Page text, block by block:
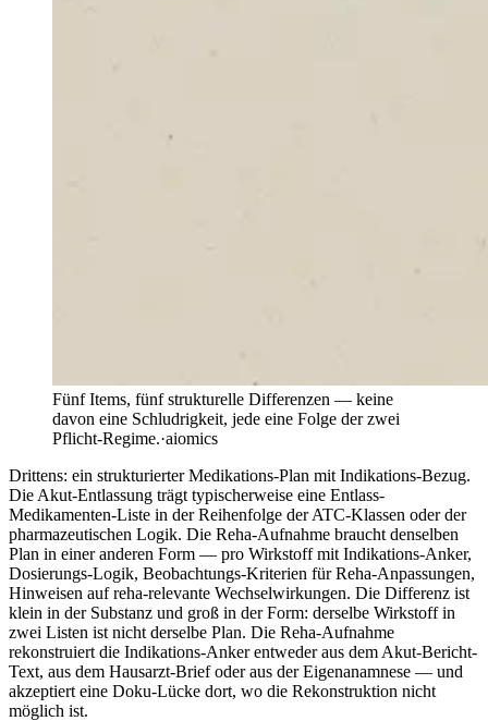
Fünf Items, fünf strukturelle Differenzen — keine
davon eine Schludrigkeit, jede eine Folge der zwei
Pflicht-Regime.·aiomics
Drittens: ein strukturierter Medikations-Plan mit Indikations-Bezug.
Die Akut-Entlassung trägt typischerweise eine Entlass-
Medikamenten-Liste in der Reihenfolge der ATC-Klassen oder der
pharmazeutischen Logik. Die Reha-Aufnahme braucht denselben
Plan in einer anderen Form — pro Wirkstoff mit Indikations-Anker,
Dosierungs-Logik, Beobachtungs-Kriterien für Reha-Anpassungen,
Hinweisen auf reha-relevante Wechselwirkungen. Die Differenz ist
klein in der Substanz und groß in der Form: derselbe Wirkstoff in
zwei Listen ist nicht derselbe Plan. Die Reha-Aufnahme
rekonstruiert die Indikations-Anker entweder aus dem Akut-Bericht-
Text, aus dem Hausarzt-Brief oder aus der Eigenanamnese — und
akzeptiert eine Doku-Lücke dort, wo die Rekonstruktion nicht
möglich ist.